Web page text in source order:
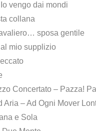
vengo dai mondi
collana
sposa gentile
mio supplizio
Concertato – Pazza!
Aria – Ad Ogni Mover
e Sola